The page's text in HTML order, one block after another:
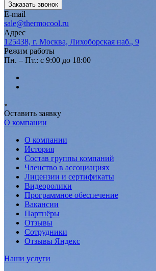
Заказать звонок
E-mail
sale@thermocool.ru
Адрес
125438, г. Москва, Лихоборская наб., 9
Режим работы
Пн. – Пт.: с 9:00 до 18:00
Оставить заявку
О компании
О компании
История
Состав группы компаний
Членство в ассоциациях
Лицензии и сертификаты
Видеоролики
Программное обеспечение
Вакансии
Партнёры
Отзывы
Сотрудники
Отзывы Яндекс
Наши услуги